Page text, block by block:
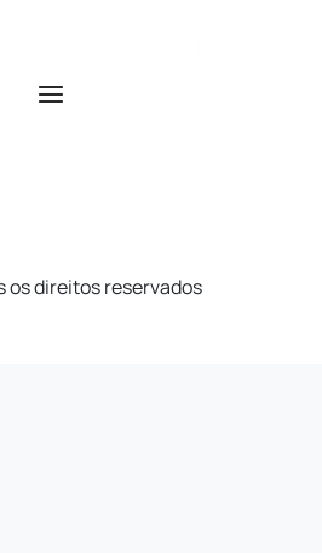
os direitos reservados